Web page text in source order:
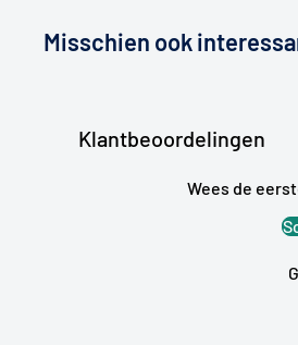
Misschien ook
Klantbeoordelingen
Wees de